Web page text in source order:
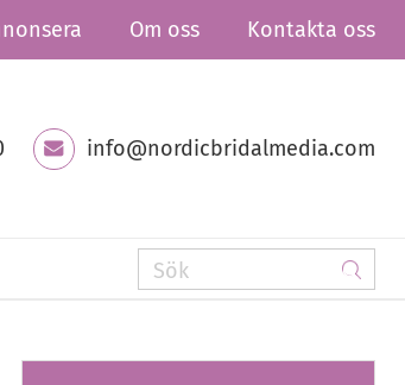
Om oss Kontakta oss
info@nordicbridalmedia.com